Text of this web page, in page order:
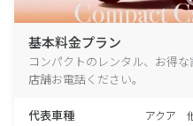
基本料金プラン
コンパクトのレンタル、お得
店舗お電話ください。
代表車種 アクア